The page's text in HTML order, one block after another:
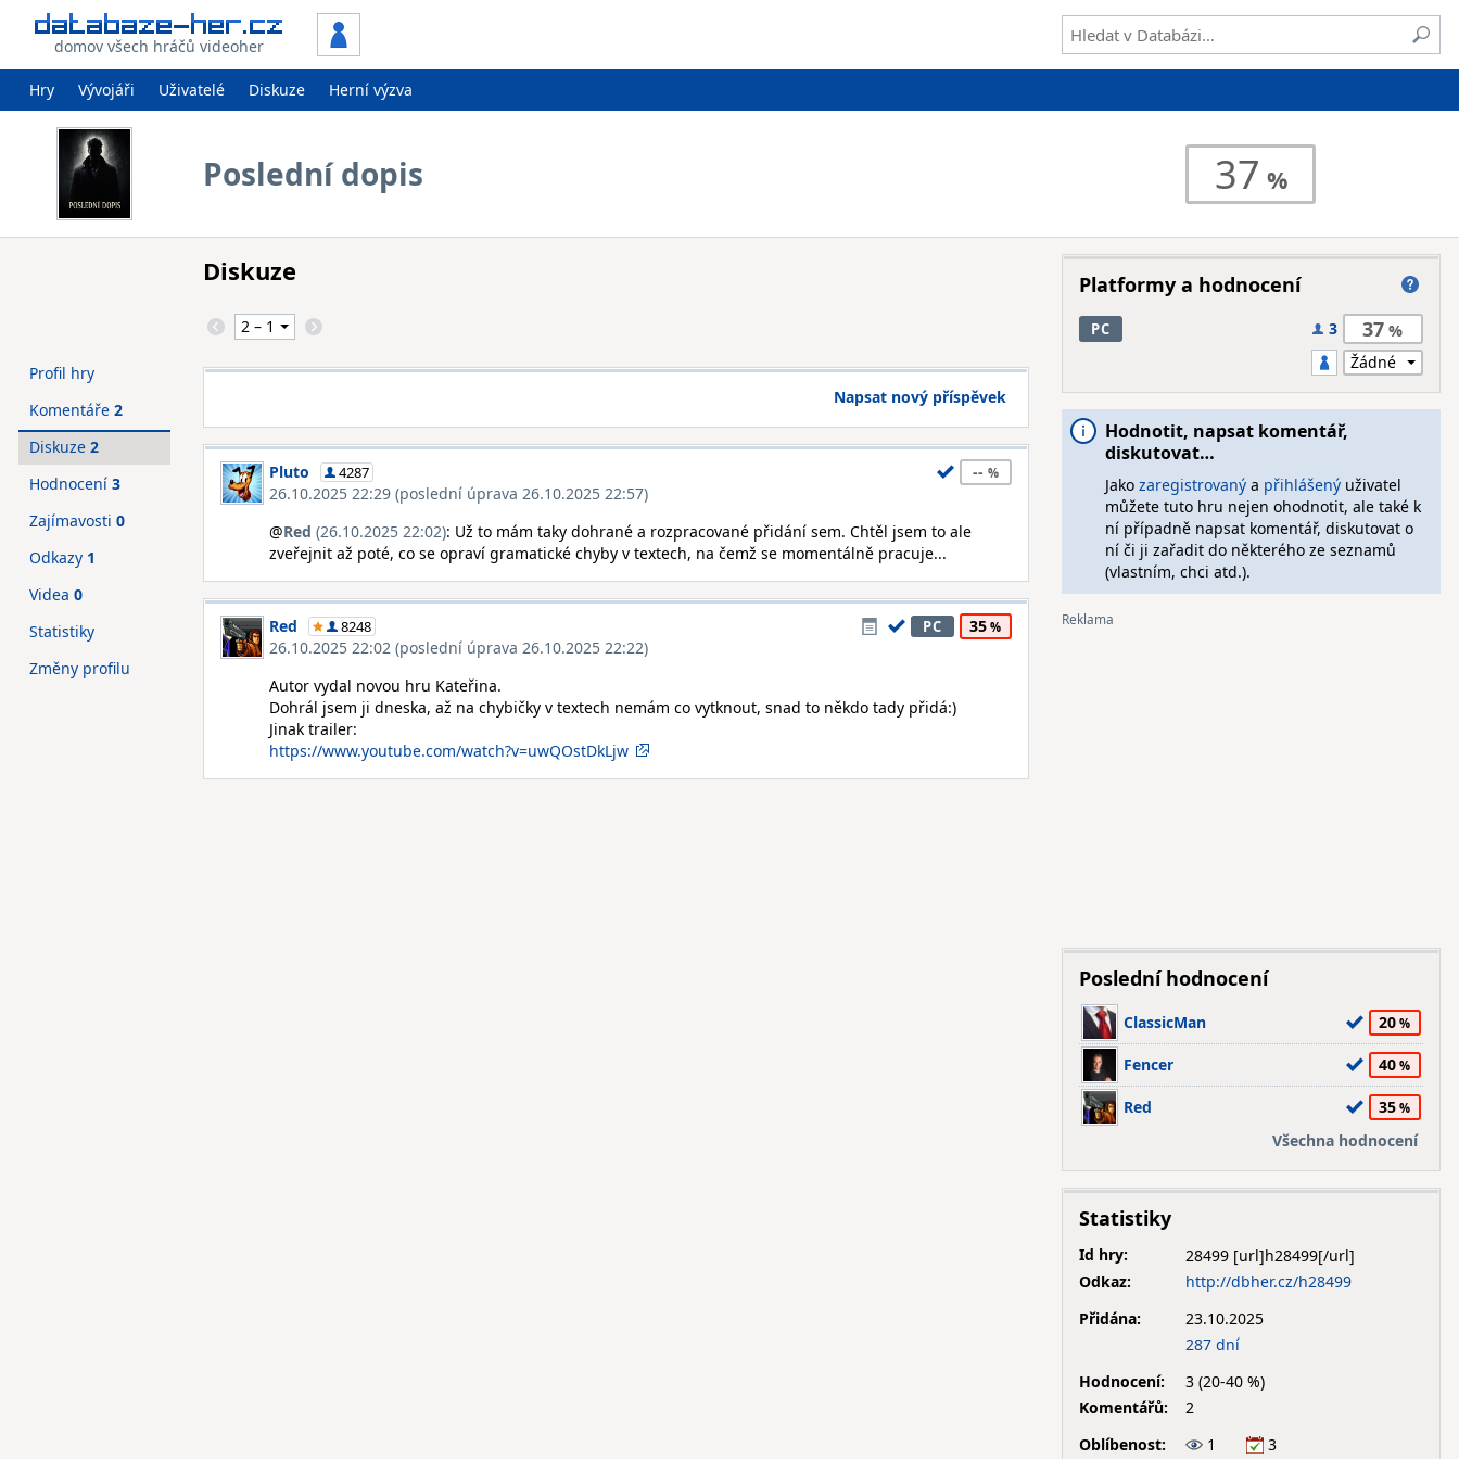
domov všech hráčů videoher
Hry Vývojáři Uživatelé Diskuze Herní výzva
Poslední dopis 37
Diskuze
Napsat nový příspěvek
Pluto 4287
26.10.2025 22:29 (poslední úprava 26.10.2025 22:57)
--
@Red (26.10.2025 22:02): Už to mám taky dohrané a rozpracované přidání sem. Chtěl jsem to ale
zveřejnit až poté, co se opraví gramatické chyby v textech, na čemž se momentálně pracuje...
Red 8248
26.10.2025 22:02 (poslední úprava 26.10.2025 22:22)
PC 35
Autor vydal novou hru Kateřina.
Dohrál jsem ji dneska, až na chybičky v textech nemám co vytknout, snad to někdo tady přidá:)
Jinak trailer:
https://www.youtube.com/watch?v=uwQOstDkLjw
Profil hry
Komentáře 2
Diskuze 2
Hodnocení 3
Zajímavosti 0
Odkazy 1
Videa 0
Statistiky
Změny profilu
Platformy a hodnocení
PC 3 37
Hodnotit, napsat komentář,
diskutovat…
Jako zaregistrovanýa přihlášenýuživatel
můžete tuto hru nejen ohodnotit, ale také k
ní případně napsat komentář, diskutovat o
ní či ji zařadit do některého ze seznamů
(vlastním, chci atd.).
Poslední hodnocení
ClassicMan 20
Fencer 40
Red
35
Všechna hodnocení
Statistiky
Id hry:
28499
Odkaz:
http://dbher.cz/h28499
Přidána:
23.10.2025
287 dní
Hodnocení:
3 (20-40 %)
Komentářů:
2
Oblíbenost:
1 3